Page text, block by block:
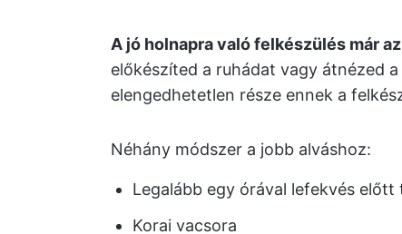
A jó holnapra való felkészülés már
előkészíted a ruhádat vagy átnézed
elengedhetetlen része ennek a
Néhány módszer a jobb alváshoz:
Legalább egy órával lefekvés
Korai vacsora